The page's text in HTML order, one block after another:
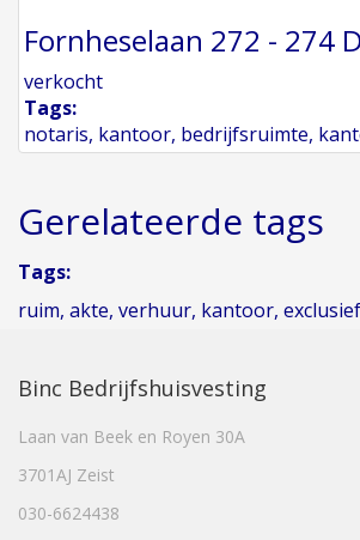
Fornheselaan 272 - 274
verkocht
Tags:
notaris, kantoor, bedrijfsruimte,
Gerelateerde tags
Tags:
ruim, akte, verhuur, kantoor, exclusief
Binc Bedrijfshuisvesting
Laan van Beek en Royen 30A
3701AJ Zeist
030-6624438